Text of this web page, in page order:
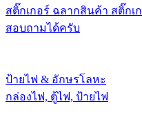
สติ๊กเกอร์ ฉลากสินค้า สติ๊ก
สอบถามได้ครับ
ป้ายไฟ & อักษรโลหะ
กล่องไฟ, ตู้ไฟ, ป้ายไฟ